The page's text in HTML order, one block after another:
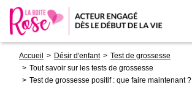
contenu
d'Ariane
Accueil Désir d'enfant
Test de grossesse
Tout savoir sur les tests de grossesse
Test de grossesse positif : que faire maintenant ?